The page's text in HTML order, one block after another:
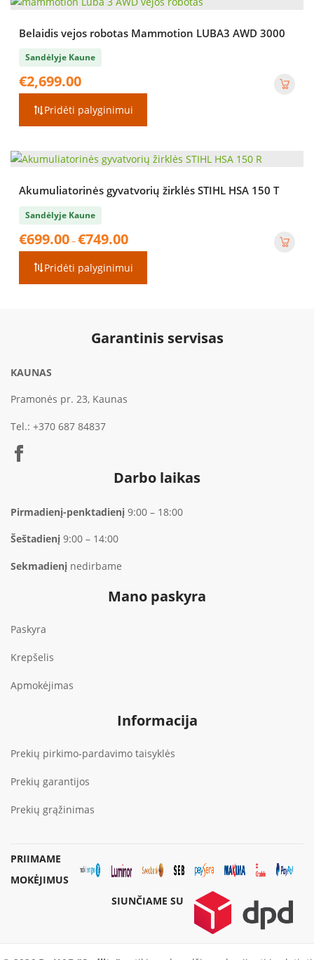
Belaidis vejos robotas Mammotion LUBA3 AWD 3000
Sandėlyje Kaune
€2,699.00
Pridėti palyginimui
Akumuliatorinės gyvatvorių žirklės STIHL HSA 150 T
Sandėlyje Kaune
€699.00–€749.00
€699.00
through
Pridėti palyginimui
Garantinis servisas
KAUNAS
Pramonės pr. 23, Kaunas
Tel.: +370 687 84837
Darbo laikas
Pirmadienį-penktadienį 9:00 – 18:00
Šeštadienį 9:00 – 14:00
Sekmadienį nedirbame
Mano paskyra
Paskyra
Krepšelis
Apmokėjimas
Informacija
Prekių pirkimo-pardavimo taisyklės
Prekių garantijos
Prekių grąžinimas
PRIIMAME
MOKĖJIMUS
SIUNČIAME SU